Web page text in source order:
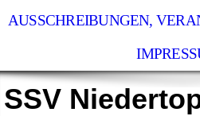
AUSSCHREIBUNGEN,
SSV